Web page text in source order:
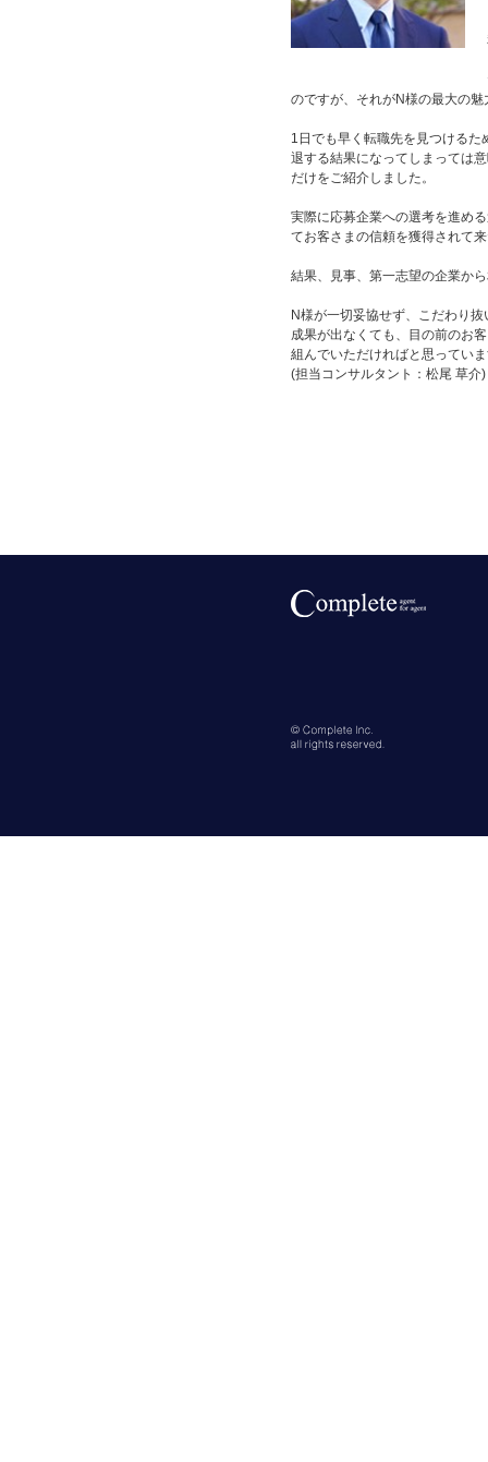
のですが、それがN様の最大の魅
1日でも早く転職先を見つける
退する結果になってしまっては
だけをご紹介しました。
実際に応募企業への選考を進め
てお客さまの信頼を獲得されて
結果、見事、第一志望の企業か
N様が一切妥協せず、こだわり
成果が出なくても、目の前のお
組んでいただければと思ってい
(担当コンサルタント：松尾 草介)